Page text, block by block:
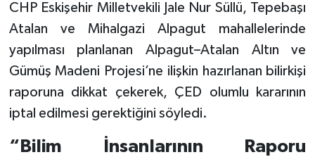
CHP Eskişehir Milletvekili Jale Nur Süllü, Tepebaşı
Atalan ve Mihalgazi Alpagut mahallelerinde
yapılması planlanan Alpagut–Atalan Altın ve
Gümüş Madeni Projesi’ne ilişkin hazırlanan bilirkişi
raporuna dikkat çekerek, ÇED olumlu kararının
iptal edilmesi gerektiğini söyledi.
“Bilim İnsanlarının Raporu